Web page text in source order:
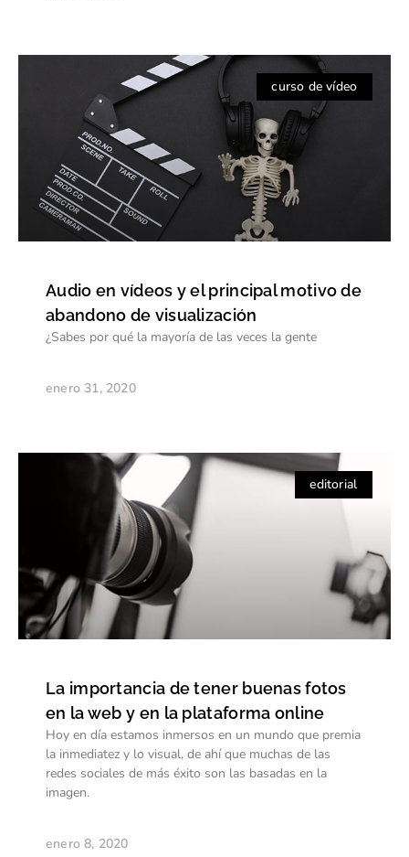
curso de vídeo
Audio en vídeos y el principal motivo de
abandono de visualización
¿Sabes por qué la mayoría de las veces la gente
enero 31, 2020
editorial
La importancia de tener buenas fotos
en la web y en la plataforma online
Hoy en día estamos inmersos en un mundo que premia
la inmediatez y lo visual, de ahí que muchas de las
redes sociales de más éxito son las basadas en la
imagen.
enero 8, 2020